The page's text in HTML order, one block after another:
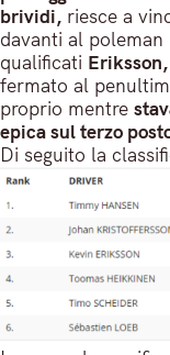
brividi, riesce a
davanti al poleman
qualificati
fermato al
proprio mentre
epica sul terzo
Di seguito la